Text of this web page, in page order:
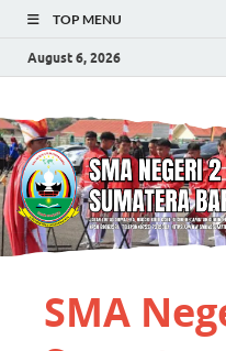
TOP MENU
August 6, 2026
SMA